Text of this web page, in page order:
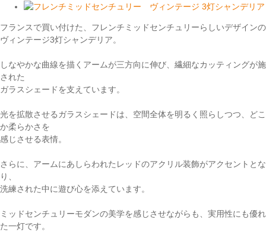
フランスで買い付けた、フレンチミッドセンチュリーらしいデザインの
ヴィンテージ3灯シャンデリア。
しなやかな曲線を描くアームが三方向に伸び、繊細なカッティングが施
された
ガラスシェードを支えています。
光を拡散させるガラスシェードは、空間全体を明るく照らしつつ、どこ
か柔らかさを
感じさせる表情。
さらに、アームにあしらわれたレッドのアクリル装飾がアクセントとな
り、
洗練された中に遊び心を添えています。
ミッドセンチュリーモダンの美学を感じさせながらも、実用性にも優れ
た一灯です。